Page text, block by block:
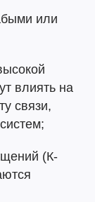
или
влиять на
связи,
(К-